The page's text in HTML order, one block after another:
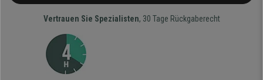
Vertrauen Sie Spezialisten, 30 Tage Rückgaberecht